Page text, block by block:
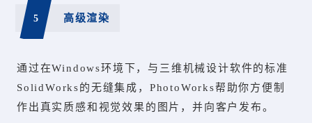
5 高级渲染
通过在Windows环境下，与三维机械设计软件的标准
SolidWorks的无缝集成，PhotoWorks帮助你方便制
作出真实质感和视觉效果的图片，并向客户发布。